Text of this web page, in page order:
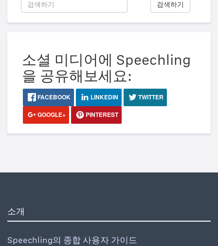
검색하기
소셜 미디어에 Speechling
을 공유해보세요:
FACEBOOK LINKEDIN
TWITTER
GOOGLE+
PINTEREST
소개
Speechling의 종합 사용자 가이드